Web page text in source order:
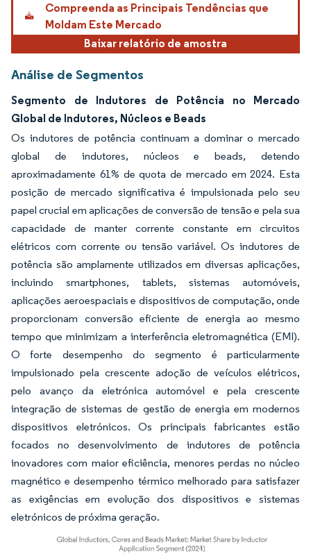
Compreenda as Principais Tendências que
Moldam Este Mercado
Baixar relatório de amostra
Análise de Segmentos
Segmento de Indutores de Potência no Mercado
Global de Indutores, Núcleos e Beads
Os indutores de potência continuam a dominar o mercado
global de indutores, núcleos e beads, detendo
aproximadamente 61% de quota de mercado em 2024. Esta
posição de mercado significativa é impulsionada pelo seu
papel crucial em aplicações de conversão de tensão e pela sua
capacidade de manter corrente constante em circuitos
elétricos com corrente ou tensão variável. Os indutores de
potência são amplamente utilizados em diversas aplicações,
incluindo smartphones, tablets, sistemas automóveis,
aplicações aeroespaciais e dispositivos de computação, onde
proporcionam conversão eficiente de energia ao mesmo
tempo que minimizam a interferência eletromagnética (EMI).
O forte desempenho do segmento é particularmente
impulsionado pela crescente adoção de veículos elétricos,
pelo avanço da eletrónica automóvel e pela crescente
integração de sistemas de gestão de energia em modernos
dispositivos eletrónicos. Os principais fabricantes estão
focados no desenvolvimento de indutores de potência
inovadores com maior eficiência, menores perdas no núcleo
magnético e desempenho térmico melhorado para satisfazer
as exigências em evolução dos dispositivos e sistemas
eletrónicos de próxima geração.